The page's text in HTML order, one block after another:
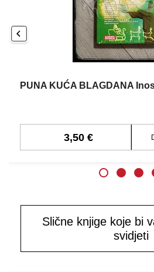
PUNA KUĆA BLAGDANA
3,50 €
Slične knjige koje bi
svidjeti